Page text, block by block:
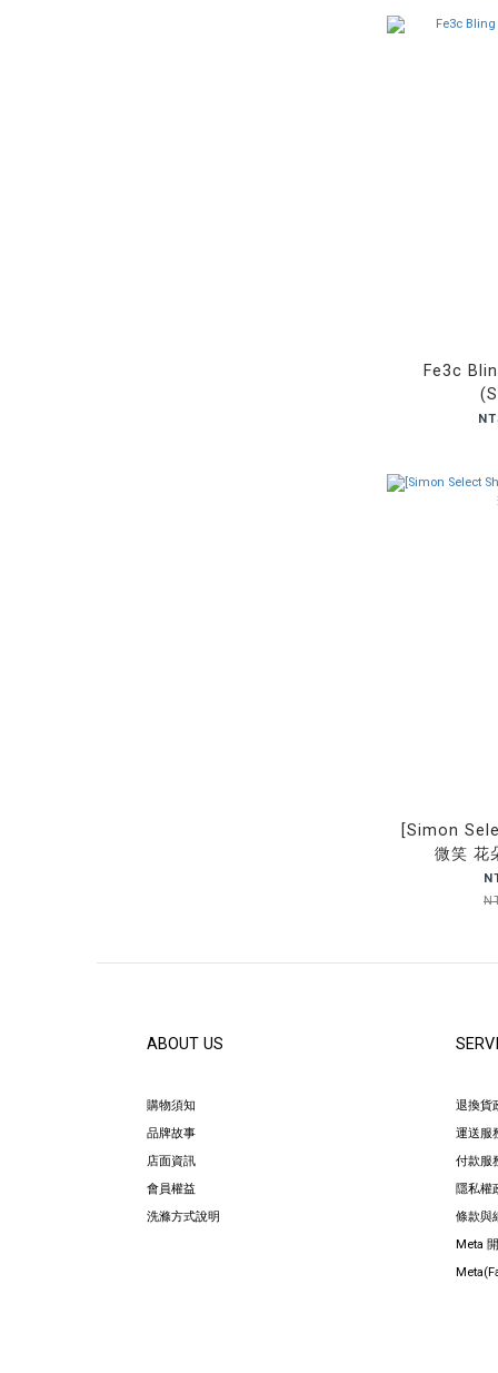
Fe3c
[Simon
微笑 花
ABOUT US
購物須知
品牌故事
店面資訊
會員權益
洗滌方式說明
退換貨
運送服
付款服
隱私權
條款與
Meta